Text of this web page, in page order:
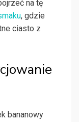
na tę
, gdzie
ciasto z
bananowy